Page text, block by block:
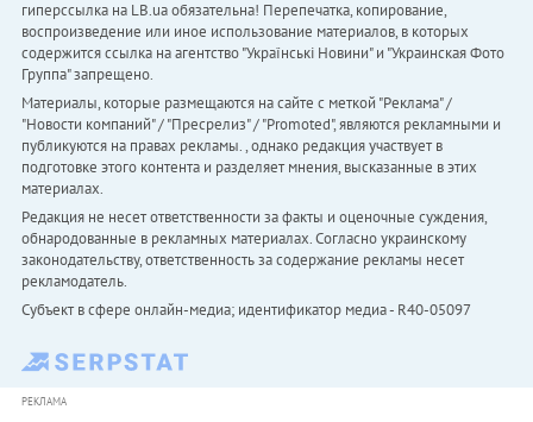
гиперссылка на LB.ua обязательна! Перепечатка, копирование,
воспроизведение или иное использование материалов, в которых
содержится ссылка на агентство "Українськi Новини" и "Украинская Фото
Группа" запрещено.
Материалы, которые размещаются на сайте с меткой "Реклама" /
"Новости компаний" / "Пресрелиз" / "Promoted", являются рекламными и
публикуются на правах рекламы. , однако редакция участвует в
подготовке этого контента и разделяет мнения, высказанные в этих
материалах.
Редакция не несет ответственности за факты и оценочные суждения,
обнародованные в рекламных материалах. Согласно украинскому
законодательству, ответственность за содержание рекламы несет
рекламодатель.
Субъект в сфере онлайн-медиа; идентификатор медиа - R40-05097
РЕКЛАМА